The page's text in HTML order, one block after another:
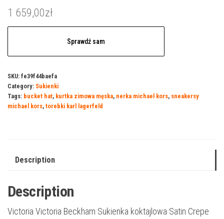
1 659,00zł
Sprawdź sam
SKU: fe39f44baefa
Category: Sukienki
Tags: bucket hat, kurtka zimowa męska, nerka michael kors, sneakersy
michael kors, torebki karl lagerfeld
Description
Description
Victoria Victoria Beckham Sukienka koktajlowa Satin Crepe